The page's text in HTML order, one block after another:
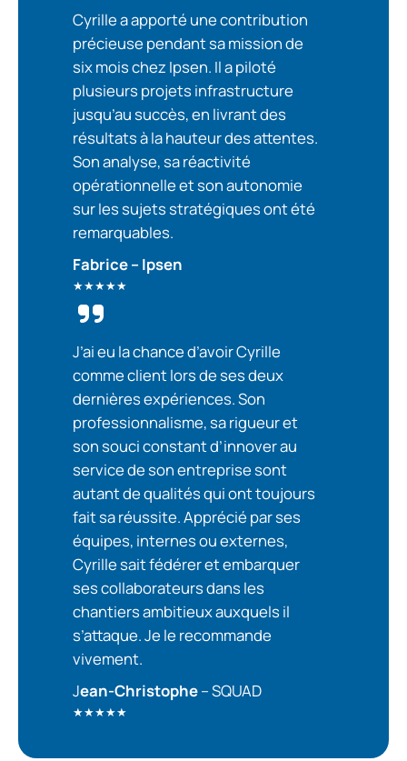
Cyrille a apporté une contribution
précieuse pendant sa mission de
six mois chez Ipsen. Il a piloté
plusieurs projets infrastructure
jusqu’au succès, en livrant des
résultats à la hauteur des attentes.
Son analyse, sa réactivité
opérationnelle et son autonomie
sur les sujets stratégiques ont été
remarquables.
Fabrice – Ipsen
★★★★★
J’ai eu la chance d’avoir Cyrille
comme client lors de ses deux
dernières expériences. Son
professionnalisme, sa rigueur et
son souci constant d’innover au
service de son entreprise sont
autant de qualités qui ont toujours
fait sa réussite. Apprécié par ses
équipes, internes ou externes,
Cyrille sait fédérer et embarquer
ses collaborateurs dans les
chantiers ambitieux auxquels il
s’attaque. Je le recommande
vivement.
Jean-Christophe– SQUAD
★★★★★